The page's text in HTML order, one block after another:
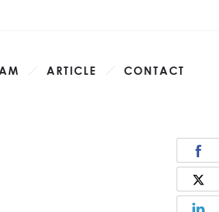
ARTICLE CONTACT